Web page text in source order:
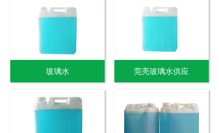
玻璃水 莞亮玻璃水供应